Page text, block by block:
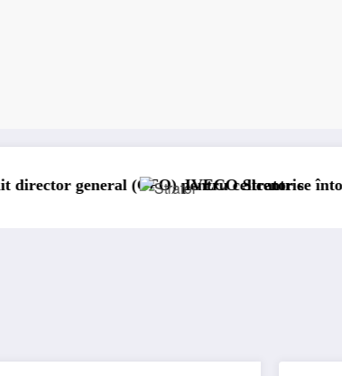
(CFO) pentru cellcentric
IVECO Strator se întoarce